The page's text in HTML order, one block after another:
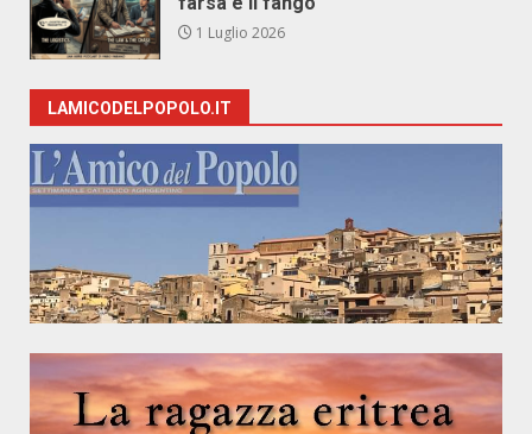
1 Luglio 2026
LAMICODELPOPOLO.IT